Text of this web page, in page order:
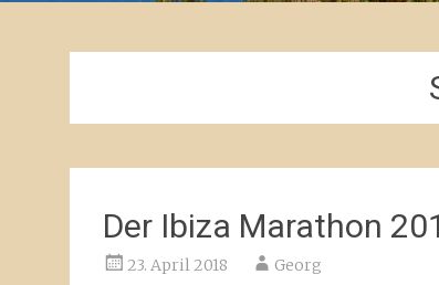
Der Ibiza Marathon
23. April 2018 Georg